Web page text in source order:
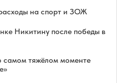
на спорт и ЗОЖ
Никитину после победы в
самом тяжёлом моменте